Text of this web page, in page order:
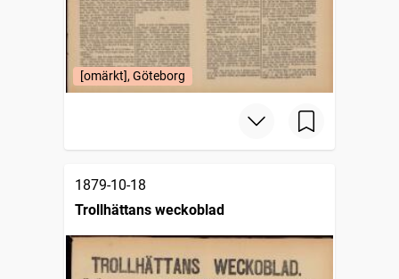
[omärkt], Göteborg
1879-10-18
Trollhättans weckoblad